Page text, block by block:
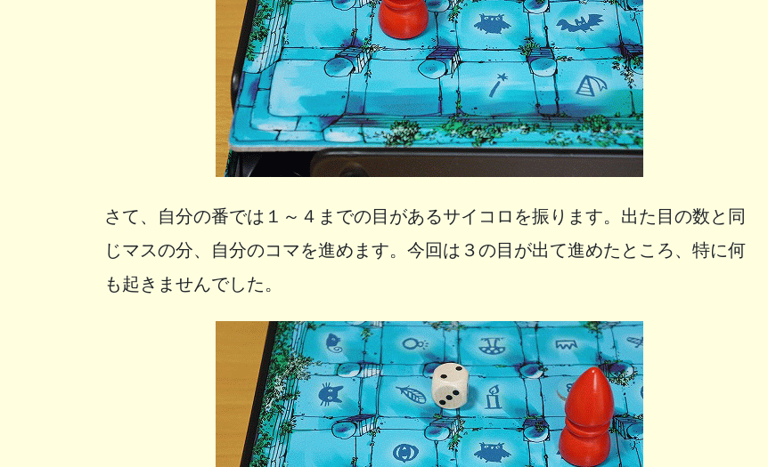
さて、自分の番では１～４までの目があるサイコロを振ります。出た目の数と同
じマスの分、自分のコマを進めます。今回は３の目が出て進めたところ、特に何
も起きませんでした。